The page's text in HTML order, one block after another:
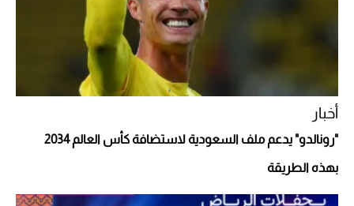
Aston Martin Valiant: على هوى الأبطال
أخبار
"رونالدو" يدعم ملف السعودية لاستضافة كأس العالم 2034
بهذه الطريقة